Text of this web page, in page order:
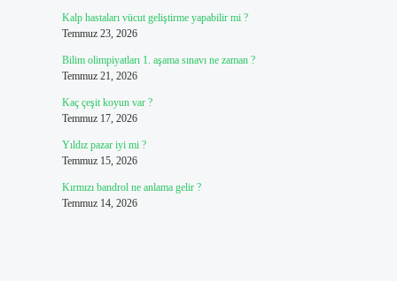
Kalp hastaları vücut geliştirme yapabilir mi ?
Temmuz 23, 2026
Bilim olimpiyatları 1. aşama sınavı ne zaman ?
Temmuz 21, 2026
Kaç çeşit koyun var ?
Temmuz 17, 2026
Yıldız pazar iyi mi ?
Temmuz 15, 2026
Kırmızı bandrol ne anlama gelir ?
Temmuz 14, 2026